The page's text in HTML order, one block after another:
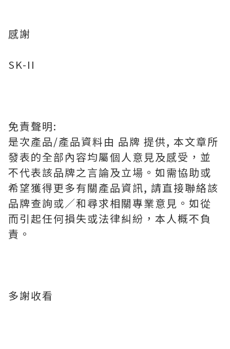
感謝
SK-II
免責聲明:
是次產品/產品資料由 品牌 提供, 本文章所
發表的全部內容均屬個人意見及感受，並
不代表該品牌之言論及立場。如需協助或
希望獲得更多有關產品資訊, 請直接聯絡該
品牌查詢或∕和尋求相關專業意見。如從
而引起任何損失或法律糾紛，本人概不負
責。
多謝收看